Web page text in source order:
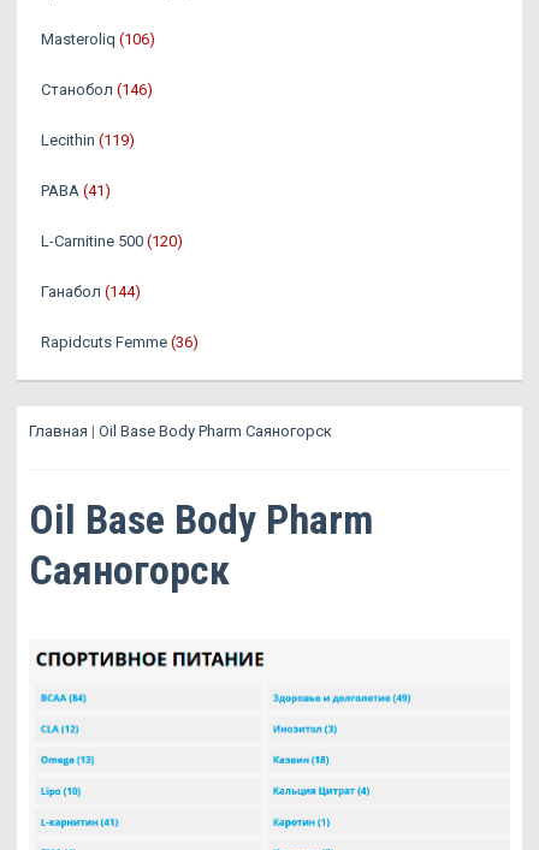
Masteroliq (106)
Станобол (146)
Lecithin (119)
PABA (41)
L-Carnitine 500 (120)
Ганабол (144)
Rapidcuts Femme (36)
Главная | Oil Base Body Pharm Саяногорск
Oil Base Body Pharm
Саяногорск